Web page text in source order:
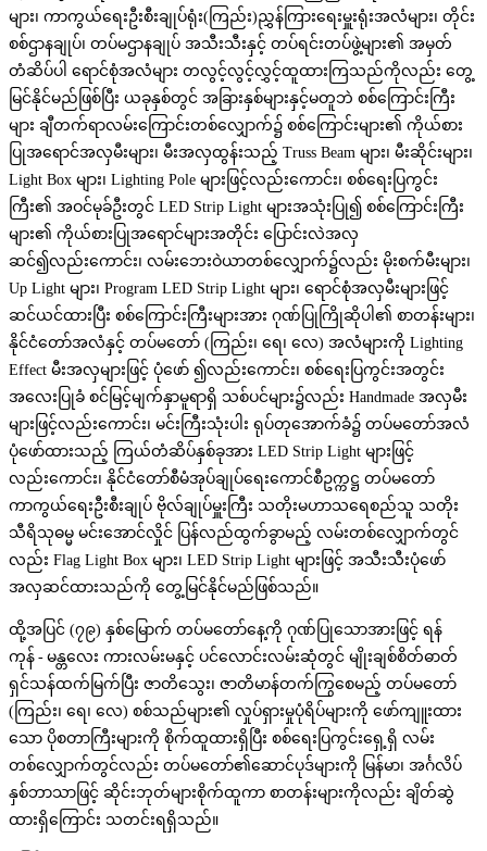
များ၊ ကာကွယ်ရေးဦးစီးချုပ်ရုံး(ကြည်း)ညွှန်ကြားရေးမှူးရုံးအလံများ၊ တိုင်း
စစ်ဌာနချုပ်၊ တပ်မဌာနချုပ် အသီးသီးနှင့် တပ်ရင်းတပ်ဖွဲ့များ၏ အမှတ်
တံဆိပ်ပါ ရောင်စုံအလံများ တလွင့်လွင့်လွှင့်ထူထားကြသည်ကိုလည်း တွေ့
မြင်နိုင်မည်ဖြစ်ပြီး ယခုနှစ်တွင် အခြားနှစ်များနှင့်မတူဘဲ စစ်ကြောင်းကြီး
များ ချီတက်ရာလမ်းကြောင်းတစ်လျှောက်၌ စစ်ကြောင်းများ၏ ကိုယ်စား
ပြုအရောင်အလှမီးများ၊ မီးအလှထွန်းသည့် Truss Beam များ၊ မီးဆိုင်းများ၊
Light Box များ၊ Lighting Pole များဖြင့်လည်းကောင်း၊ စစ်ရေးပြကွင်း
ကြီး၏ အဝင်မုခ်ဦးတွင် LED Strip Light များအသုံးပြု၍ စစ်ကြောင်းကြီး
များ၏ ကိုယ်စားပြုအရောင်များအတိုင်း ပြောင်းလဲအလှ
ဆင်၍လည်းကောင်း၊ လမ်းဘေးဝဲယာတစ်လျှောက်၌လည်း မိုးစက်မီးများ၊
Up Light များ၊ Program LED Strip Light များ၊ ရောင်စုံအလှမီးများဖြင့်
ဆင်ယင်ထားပြီး စစ်ကြောင်းကြီးများအား ဂုဏ်ပြုကြိုဆိုပါ၏ စာတန်းများ၊
နိုင်ငံတော်အလံနှင့် တပ်မတော် (ကြည်း၊ ရေ၊ လေ) အလံများကို Lighting
Effect မီးအလှများဖြင့် ပုံဖော် ၍လည်းကောင်း၊ စစ်ရေးပြကွင်းအတွင်း
အလေးပြုခံ စင်မြင့်မျက်နှာမူရာရှိ သစ်ပင်များ၌လည်း Handmade အလှမီး
များဖြင့်လည်းကောင်း၊ မင်းကြီးသုံးပါး ရုပ်တုအောက်ခံ၌ တပ်မတော်အလံ
ပုံဖော်ထားသည့် ကြယ်တံဆိပ်နှစ်ခုအား LED Strip Light များဖြင့်
လည်းကောင်း၊ နိုင်ငံတော်စီမံအုပ်ချုပ်ရေးကောင်စီဥက္ကဋ္ဌ တပ်မတော်
ကာကွယ်ရေးဦးစီးချုပ် ဗိုလ်ချုပ်မှူးကြီး သတိုးမဟာသရေစည်သူ သတိုး
သီရိသုဓမ္မ မင်းအောင်လှိုင် ပြန်လည်ထွက်ခွာမည့် လမ်းတစ်လျှောက်တွင်
လည်း Flag Light Box များ၊ LED Strip Light များဖြင့် အသီးသီးပုံဖော်
အလှဆင်ထားသည်ကို တွေ့မြင်နိုင်မည်ဖြစ်သည်။
ထို့အပြင် (၇၉) နှစ်မြောက် တပ်မတော်နေ့ကို ဂုဏ်ပြုသောအားဖြင့် ရန်
ကုန် - မန္တလေး ကားလမ်းမနှင့် ပင်လောင်းလမ်းဆုံတွင် မျိုးချစ်စိတ်ဓာတ်
ရှင်သန်ထက်မြက်ပြီး ဇာတိသွေး၊ ဇာတိမာန်တက်ကြွစေမည့် တပ်မတော်
(ကြည်း၊ ရေ၊ လေ) စစ်သည်များ၏ လှုပ်ရှားမှုပုံရိပ်များကို ဖော်ကျူးထား
သော ပိုစတာကြီးများကို စိုက်ထူထားရှိပြီး စစ်ရေးပြကွင်းရှေ့ရှိ လမ်း
တစ်လျှောက်တွင်လည်း တပ်မတော်၏ဆောင်ပုဒ်များကို မြန်မာ၊ အင်္ဂလိပ်
နှစ်ဘာသာဖြင့် ဆိုင်းဘုတ်များစိုက်ထူကာ စာတန်းများကိုလည်း ချိတ်ဆွဲ
ထားရှိကြောင်း သတင်းရရှိသည်။